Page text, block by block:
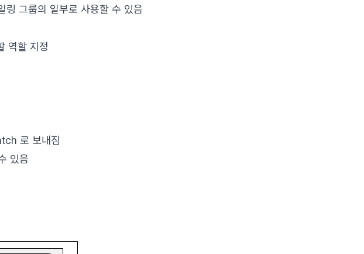
그룹의 일부로 사용할 수 있음
역할 지정
로 보내짐
있음